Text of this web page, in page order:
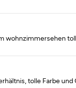
wohnzimmersehen
tolle Farbe